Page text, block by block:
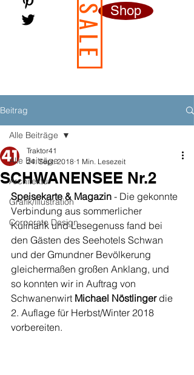
Shop
SALE
Beitrag
Alle Beiträge
Architektur
Grafik/Illustration
Corporate Design
Alle Beiträge
SCHWANENSEE Nr.2
Traktor41
24. Sept. 2018 1 Min. Lesezeit
Speisekarte & Magazin - Die gekonnte
Verbindung aus sommerlicher
Kulinarik und Lesegenuss fand bei
den Gästen des Seehotels Schwan
und der Gmundner Bevölkerung
gleichermaßen großen Anklang, und
so konnten wir in Auftrag von
Schwanenwirt Michael Nöstlinger die
2. Auflage für Herbst/Winter 2018
vorbereiten.